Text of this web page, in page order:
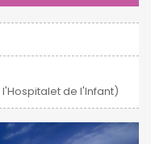
de l'Infant)